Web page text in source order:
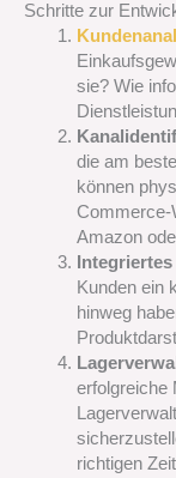
Schritte zur
sie? Wie
die am
können
Commerce-
Amazon
Kunden ein
hinweg
erfolgreiche
richtigen